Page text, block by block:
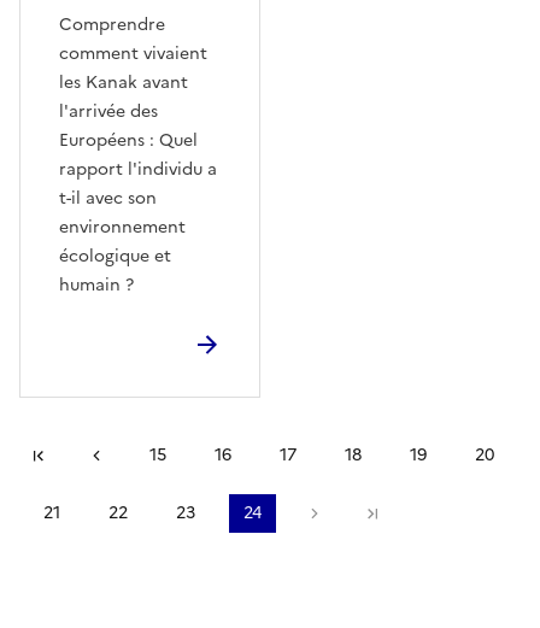
Comprendre
comment vivaient
les Kanak avant
l'arrivée des
Européens : Quel
rapport l'individu a
t-il avec son
environnement
écologique et
humain ?
Première pagepage précédente
15 16 17 18 19 20
21 22 23 24 Page suivante